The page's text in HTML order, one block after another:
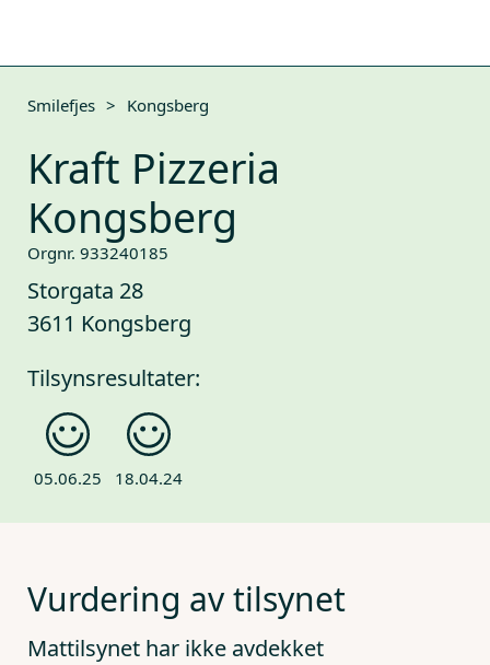
Smilefjes > Kongsberg
Kraft Pizzeria
Kongsberg
Orgnr. 933240185
Storgata 28
3611 Kongsberg
Tilsynsresultater:
05.06.25 18.04.24
Vurdering av tilsynet
Mattilsynet har ikke avdekket